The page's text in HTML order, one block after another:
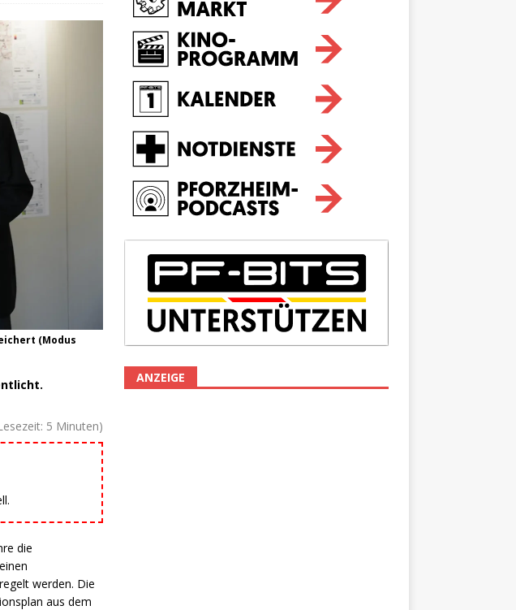
(Modus
5 Minuten)
die
werden. Die
aus dem
ANZEIGE